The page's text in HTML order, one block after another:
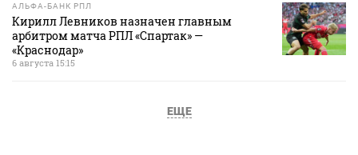
АЛЬФА-БАНК РПЛ
Кирилл Левников назначен главным
арбитром матча РПЛ «Спартак» —
«Краснодар»
6 августа 15:15
ЕЩЕ